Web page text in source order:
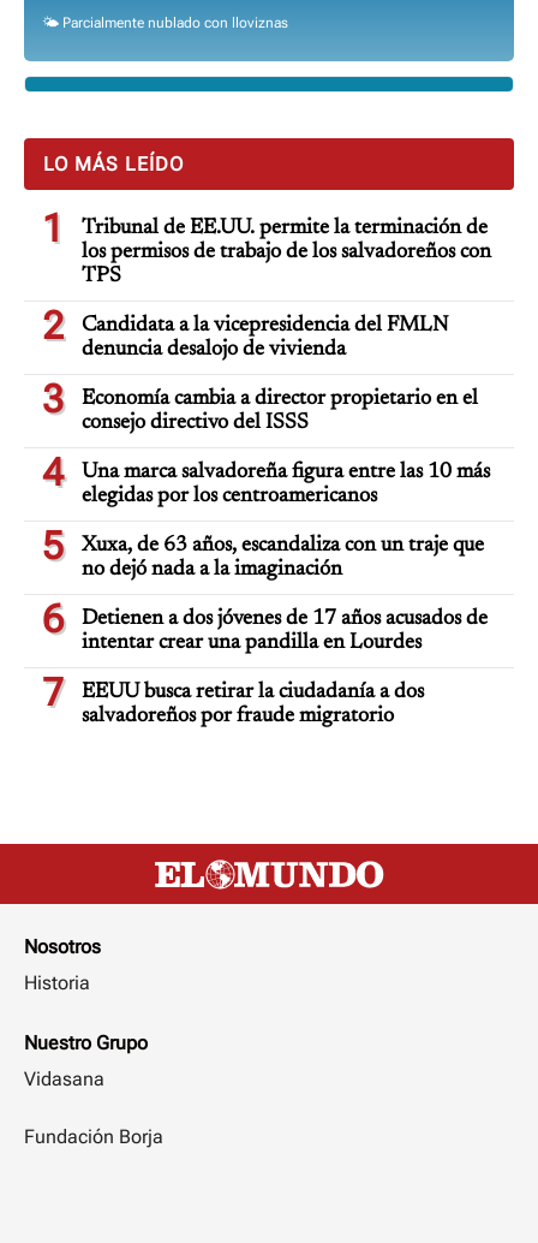
🌤️ Parcialmente nublado con lloviznas
LO MÁS LEÍDO
1
Tribunal de EE.UU. permite la terminación de
los permisos de trabajo de los salvadoreños con
TPS
2
Candidata a la vicepresidencia del FMLN
denuncia desalojo de vivienda
3
Economía cambia a director propietario en el
consejo directivo del ISSS
4
Una marca salvadoreña figura entre las 10 más
elegidas por los centroamericanos
5
Xuxa, de 63 años, escandaliza con un traje que
no dejó nada a la imaginación
6
Detienen a dos jóvenes de 17 años acusados de
intentar crear una pandilla en Lourdes
7
EEUU busca retirar la ciudadanía a dos
salvadoreños por fraude migratorio
Nosotros
Historia
Nuestro Grupo
Vidasana
Fundación Borja